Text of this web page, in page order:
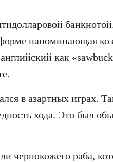
напоминающая
как
в азартных играх.
хода. Это был
чернокожего раба,